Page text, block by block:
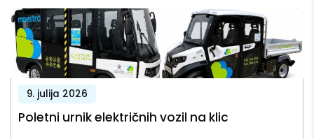
9. julija 2026
Poletni urnik električnih vozil na klic